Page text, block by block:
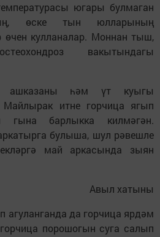
югары булмаган
өске тын юлларының
кулланалар. Моннан тыш,
вакытындагы
ашказаны һәм үт куыгы
итне горчица ягып
гына барлыкка килмәгән.
булыша, шул рәвешле
май аркасында зыян
Авыл хатыны
да горчица ярдәм
порошогын суга салып